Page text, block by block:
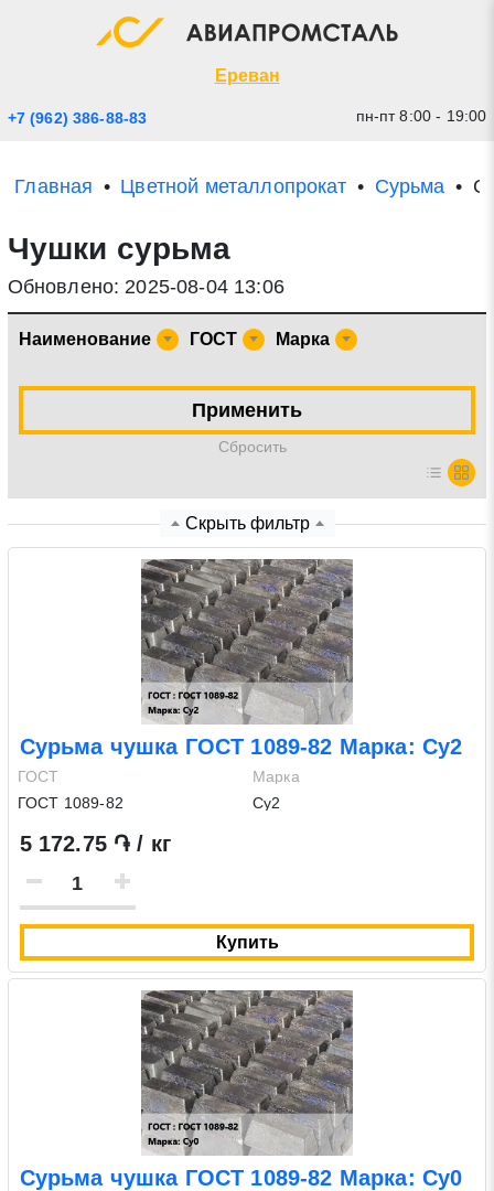
Ереван
+7 (962) 386-88-83 пн-пт 8:00 - 19:00
Главная Цветной металлопрокат Сурьма
Чушки сурьма
Обновлено: 2025-08-04 13:06
Наименование ГОСТ Марка
Применить
Cбросить
Скрыть фильтр
Сурьма чушка ГОСТ 1089-82 Марка: Су2
ГОСТ
ГОСТ 1089-82
Марка
Су2
5 172.75 ֏ / кг
Купить
Сурьма чушка ГОСТ 1089-82 Марка: Су0
Экспресс заявка
Прикрепить файл (до 20 mb)
согласие на обработку своих персональных данных в
соответствии со статьей 9 Федерального закона от 27
июля 2006 г. N 152-ФЗ «О персональных данных», а
также соглашаетесь на информационную рассылку по
средством e-mail или СМС